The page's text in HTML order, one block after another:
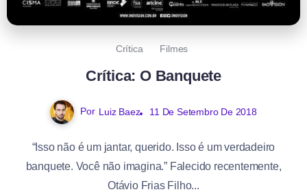
Crítica Filmes
Crítica: O Banquete
Por Luiz Baez 11 De Setembro De 2018
“Isso não é um jantar, querido. Isso é um verdadeiro
banquete. Você não imagina.” Falecido recentemente,
Otávio Frias Filho...